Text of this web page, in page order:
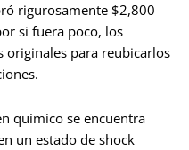
rigurosamente $2,800
si fuera poco, los
originales para reubicarlos
químico se encuentra
un estado de shock